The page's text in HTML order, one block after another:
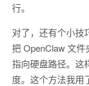
行。
对了，还有个小技
把 OpenClaw 文
指向硬盘路径。这
度。这个方法我用